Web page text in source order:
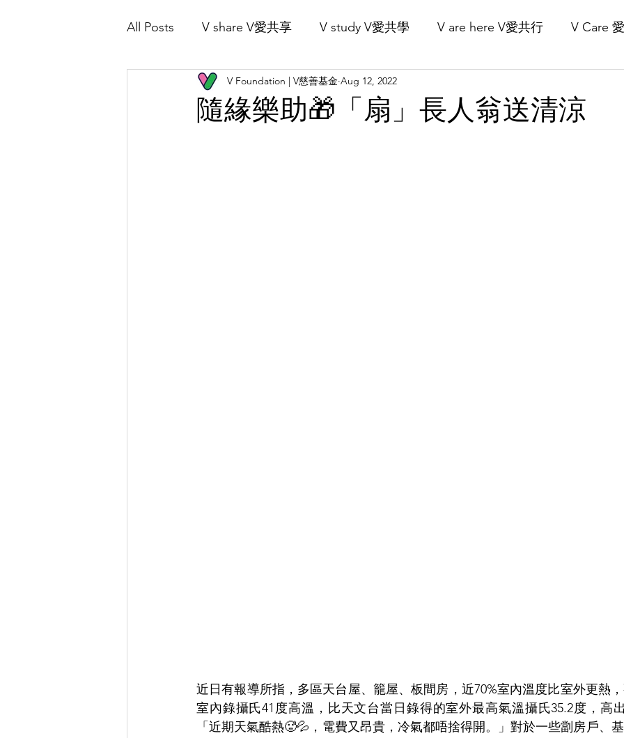
About Us 關於我們 Our Projects 核心項目 Recruitment 義工招募 Get Involved 立即
All Posts V share V愛共享 V study V愛共學 V are here V愛共行 V Care
V Play 愛共樂
隨緣樂助🎁「扇」長人翁送清涼
V Foundation | V慈善基金 Aug 12, 2022
近日有報導所指，多區天台屋、籠屋、板間房，近70%室內溫度比室外更熱
室內錄攝氏41度高溫，比天文台當日錄得的室外最高氣溫攝氏35.2度，高
「近期天氣酷熱🥵💦，電費又昂貴，冷氣都唔捨得開。」對於一些劏房戶、